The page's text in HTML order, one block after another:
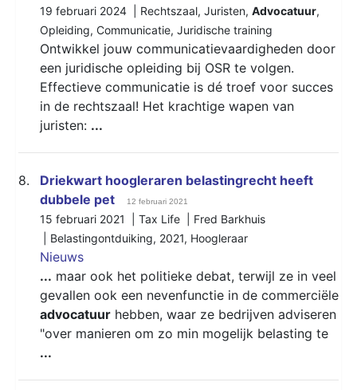
19 februari 2024 | Rechtszaal, Juristen, Advocatuur,
Opleiding, Communicatie, Juridische training
Ontwikkel jouw communicatievaardigheden door
een juridische opleiding bij OSR te volgen.
Effectieve communicatie is dé troef voor succes
in de rechtszaal! Het krachtige wapen van
juristen: ...
8.
Driekwart hoogleraren belastingrecht heeft
dubbele pet
12 februari 2021
15 februari 2021 | Tax Life | Fred Barkhuis
Belastingontduiking, 2021, Hoogleraar
Nieuws
... maar ook het politieke debat, terwijl ze in veel
gevallen ook een nevenfunctie in de commerciële
advocatuur hebben, waar ze bedrijven adviseren
"over manieren om zo min mogelijk belasting te
...